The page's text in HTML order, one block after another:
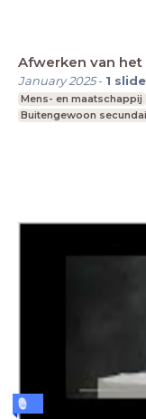
Afwerken van
January 2025- 1 slide
Mens- en maatschappij
Buitengewoon